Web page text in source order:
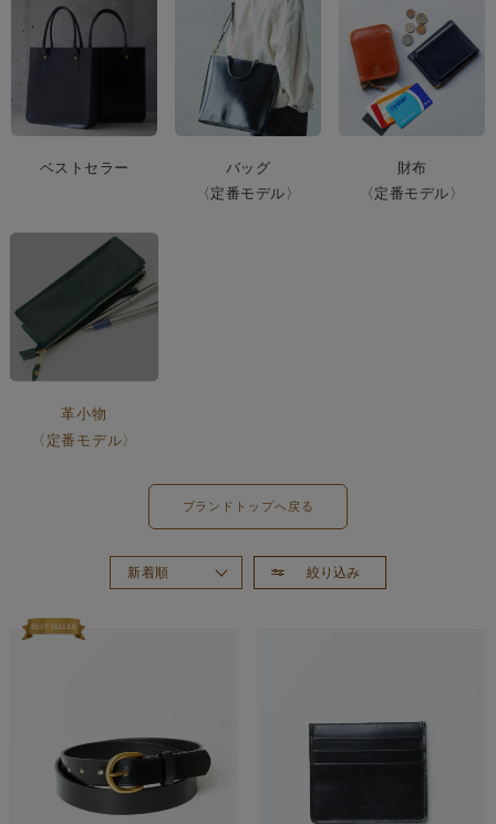
ベストセラー
バッグ
〈定番モデル〉
財布
〈定番モデル〉
革小物
〈定番モデル〉
ブランドトップへ戻る
絞り込み
新着順